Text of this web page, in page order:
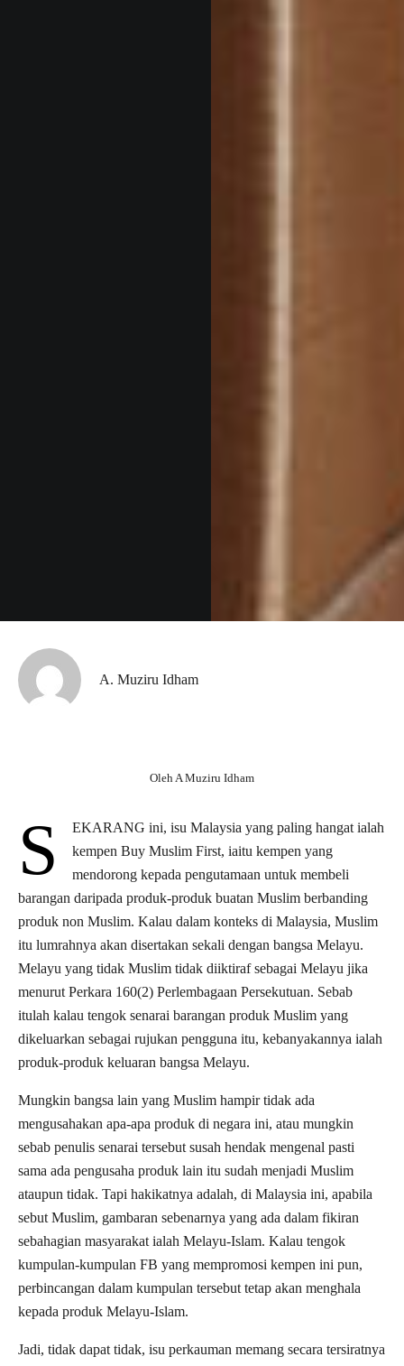
A. Muziru Idham
Oleh A Muziru Idham
S
EKARANG ini, isu Malaysia yang paling hangat ialah
kempen Buy Muslim First, iaitu kempen yang
mendorong kepada pengutamaan untuk membeli
barangan daripada produk-produk buatan Muslim berbanding
produk non Muslim. Kalau dalam konteks di Malaysia, Muslim
itu lumrahnya akan disertakan sekali dengan bangsa Melayu.
Melayu yang tidak Muslim tidak diiktiraf sebagai Melayu jika
menurut Perkara 160(2) Perlembagaan Persekutuan. Sebab
itulah kalau tengok senarai barangan produk Muslim yang
dikeluarkan sebagai rujukan pengguna itu, kebanyakannya ialah
produk-produk keluaran bangsa Melayu.
Mungkin bangsa lain yang Muslim hampir tidak ada
mengusahakan apa-apa produk di negara ini, atau mungkin
sebab penulis senarai tersebut susah hendak mengenal pasti
sama ada pengusaha produk lain itu sudah menjadi Muslim
ataupun tidak. Tapi hakikatnya adalah, di Malaysia ini, apabila
sebut Muslim, gambaran sebenarnya yang ada dalam fikiran
sebahagian masyarakat ialah Melayu-Islam. Kalau tengok
kumpulan-kumpulan FB yang mempromosi kempen ini pun,
perbincangan dalam kumpulan tersebut tetap akan menghala
kepada produk Melayu-Islam.
Jadi, tidak dapat tidak, isu perkauman memang secara tersiratnya